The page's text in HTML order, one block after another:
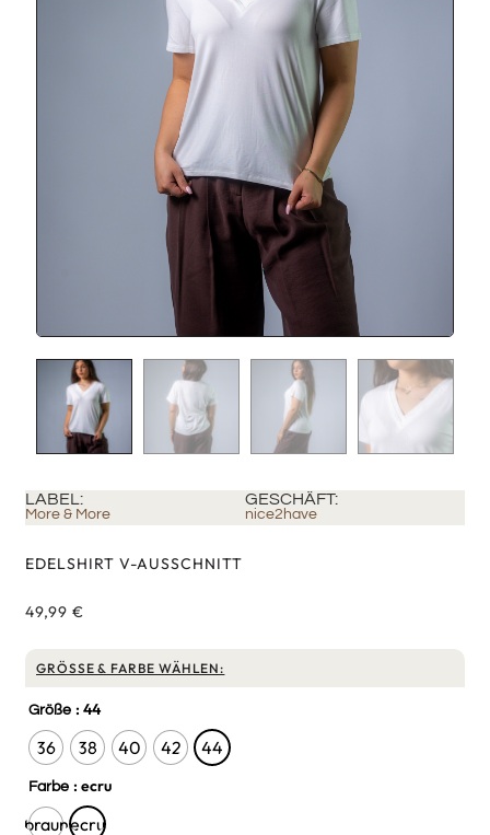
LABEL: GESCHÄFT:
More & More nice2have
EDELSHIRT V-AUSSCHNITT
49,99 €
GRÖSSE & FARBE WÄHLEN:
Größe : 44
36 38 40 42 44
Farbe : ecru
braunecru